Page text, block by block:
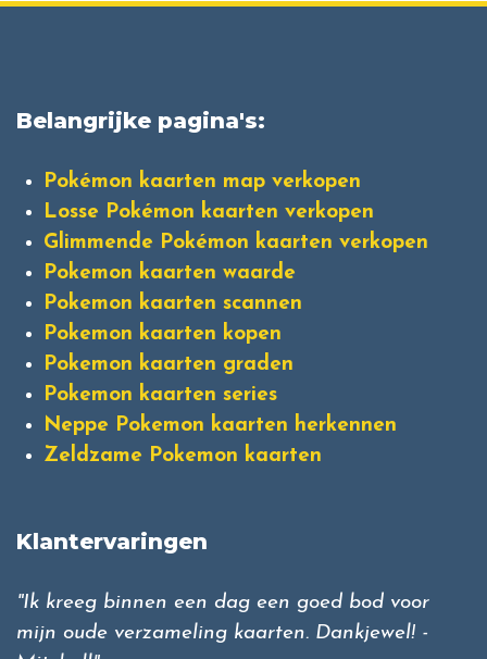
Belangrijke pagina's:
Pokémon kaarten map verkopen
Losse Pokémon kaarten verkopen
Glimmende Pokémon kaarten verkopen
Pokemon kaarten waarde
Pokemon kaarten scannen
Pokemon kaarten kopen
Pokemon kaarten graden
Pokemon kaarten series
Neppe Pokemon kaarten herkennen
Zeldzame Pokemon kaarten
Klantervaringen
"Ik kreeg binnen een dag een goed bod voor
mijn oude verzameling kaarten. Dankjewel! -